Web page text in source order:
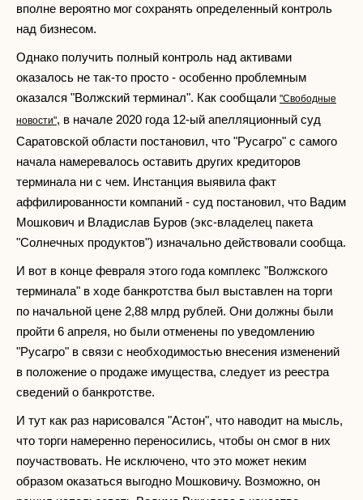
вполне вероятно мог сохранять определенный контроль
над бизнесом.
Однако получить полный контроль над активами
оказалось не так-то просто - особенно проблемным
оказался "Волжский терминал". Как сообщали "Свободные
новости", в начале 2020 года 12-ый апелляционный суд
Саратовской области постановил, что "Русагро" с самого
начала намеревалось оставить других кредиторов
терминала ни с чем. Инстанция выявила факт
аффилированности компаний - суд постановил, что Вадим
Мошкович и Владислав Буров (экс-владелец пакета
"Солнечных продуктов") изначально действовали сообща.
И вот в конце февраля этого года комплекс "Волжского
терминала" в ходе банкротства был выставлен на торги
по начальной цене 2,88 млрд рублей. Они должны были
пройти 6 апреля, но были отменены по уведомлению
"Русагро" в связи с необходимостью внесения изменений
в положение о продаже имущества, следует из реестра
сведений о банкротстве.
И тут как раз нарисовался "Астон", что наводит на мысль,
что торги намеренно переносились, чтобы он смог в них
поучаствовать. Не исключено, что это может неким
образом оказаться выгодно Мошковичу. Возможно, он